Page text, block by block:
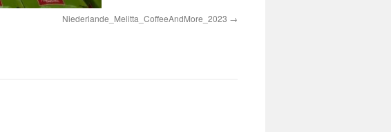
Niederlande_Melitta_CoffeeAndMore_2023